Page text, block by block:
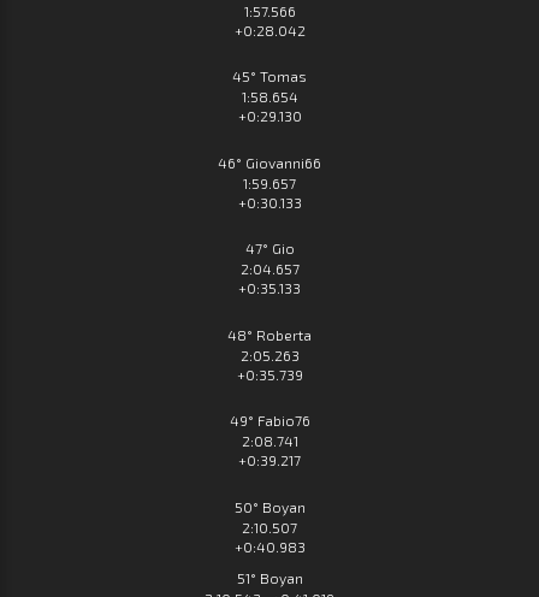
1:57.566
+0:28.042
45° Tomas
1:58.654
+0:29.130
46° Giovanni66
1:59.657
+0:30.133
47° Gio
2:04.657
+0:35.133
48° Roberta
2:05.263
+0:35.739
49° Fabio76
2:08.741
+0:39.217
50° Boyan
2:10.507
+0:40.983
51° Boyan